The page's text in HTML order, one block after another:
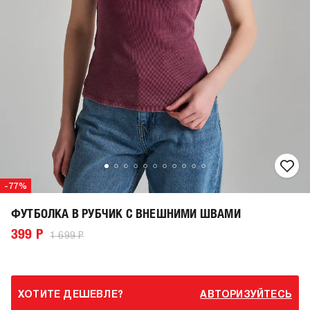
-77%
ФУТБОЛКА В РУБЧИК С ВНЕШНИМИ ШВАМИ
399 Р 1 699 Р
ХОТИТЕ ДЕШЕВЛЕ? АВТОРИЗУЙТЕСЬ